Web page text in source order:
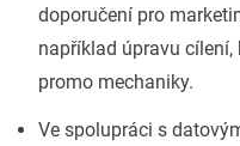
doporučení pro
například úpravu
promo mechaniky.
Ve spolupráci s